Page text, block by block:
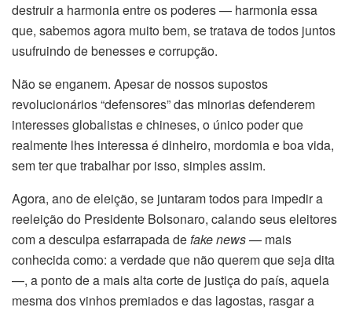
destruir a harmonia entre os poderes — harmonia essa
que, sabemos agora muito bem, se tratava de todos juntos
usufruindo de benesses e corrupção.
Não se enganem. Apesar de nossos supostos
revolucionários “defensores” das minorias defenderem
interesses globalistas e chineses, o único poder que
realmente lhes interessa é dinheiro, mordomia e boa vida,
sem ter que trabalhar por isso, simples assim.
Agora, ano de eleição, se juntaram todos para impedir a
reeleição do Presidente Bolsonaro, calando seus eleitores
com a desculpa esfarrapada defake news— mais
conhecida como: a verdade que não querem que seja dita
—, a ponto de a mais alta corte de justiça do país, aquela
mesma dos vinhos premiados e das lagostas, rasgar a